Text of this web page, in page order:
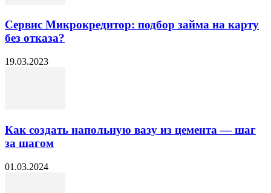
Сервис Микрокредитор: подбор займа на карту
без отказа?
19.03.2023
Как создать напольную вазу из цемента — шаг
за шагом
01.03.2024